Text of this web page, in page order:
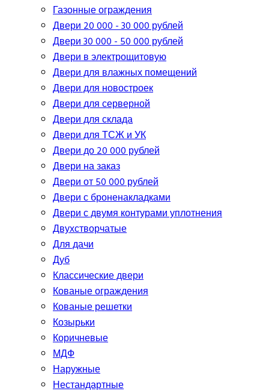
Газонные ограждения
Двери 20 000 - 30 000 рублей
Двери 30 000 - 50 000 рублей
Двери в электрощитовую
Двери для влажных помещений
Двери для новостроек
Двери для серверной
Двери для склада
Двери для ТСЖ и УК
Двери до 20 000 рублей
Двери на заказ
Двери от 50 000 рублей
Двери с броненакладками
Двери с двумя контурами уплотнения
Двухстворчатые
Для дачи
Дуб
Классические двери
Кованые ограждения
Кованые решетки
Козырьки
Коричневые
МДФ
Наружные
Нестандартные